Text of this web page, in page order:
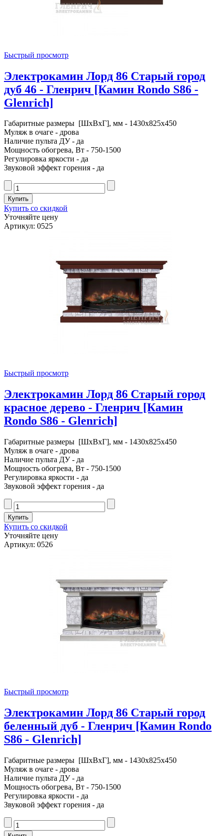
Быстрый просмотр
Электрокамин Лорд 86 Старый город
дуб 46 - Гленрич [Камин Rondo S86 -
Glenrich]
Габаритные размеры [ШxВxГ], мм - 1430x825x450
Муляж в очаге - дрова
Наличие пульта ДУ - да
Мощность обогрева, Вт - 750-1500
Регулировка яркости - да
Звуковой эффект горения - да
Купить со скидкой
Уточняйте цену
Артикул: 0525
Быстрый просмотр
Электрокамин Лорд 86 Старый город
красное дерево - Гленрич [Камин
Rondo S86 - Glenrich]
Габаритные размеры [ШxВxГ], мм - 1430x825x450
Муляж в очаге - дрова
Наличие пульта ДУ - да
Мощность обогрева, Вт - 750-1500
Регулировка яркости - да
Звуковой эффект горения - да
Купить со скидкой
Уточняйте цену
Артикул: 0526
Быстрый просмотр
Электрокамин Лорд 86 Старый город
беленный дуб - Гленрич [Камин Rondo
S86 - Glenrich]
Габаритные размеры [ШxВxГ], мм - 1430x825x450
Муляж в очаге - дрова
Наличие пульта ДУ - да
Мощность обогрева, Вт - 750-1500
Регулировка яркости - да
Звуковой эффект горения - да